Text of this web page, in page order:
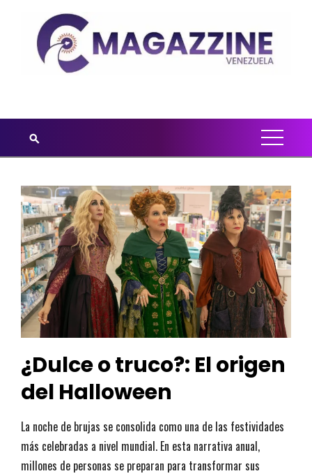
¿Dulce o truco?: El origen
del Halloween
La noche de brujas se consolida como una de las festividades
más celebradas a nivel mundial. En esta narrativa anual,
millones de personas se preparan para transformar sus